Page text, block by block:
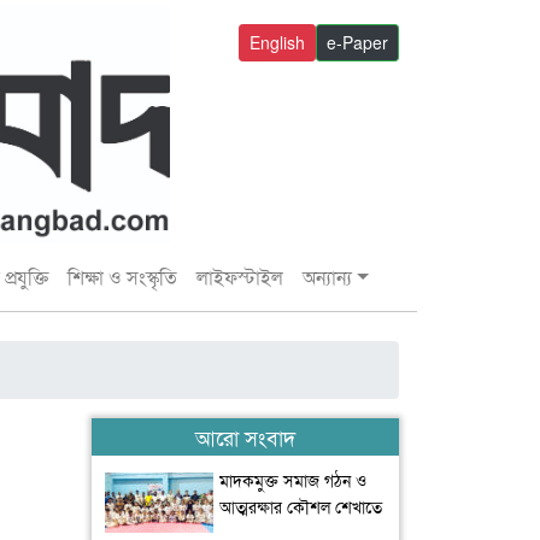
e-Paper
English
শিক্ষা ও সংস্কৃতি লাইফস্টাইল অন্যান্য
আরো সংবাদ
মাদকমুক্ত সমাজ গঠন ও
আত্মরক্ষার কৌশল শেখাতে